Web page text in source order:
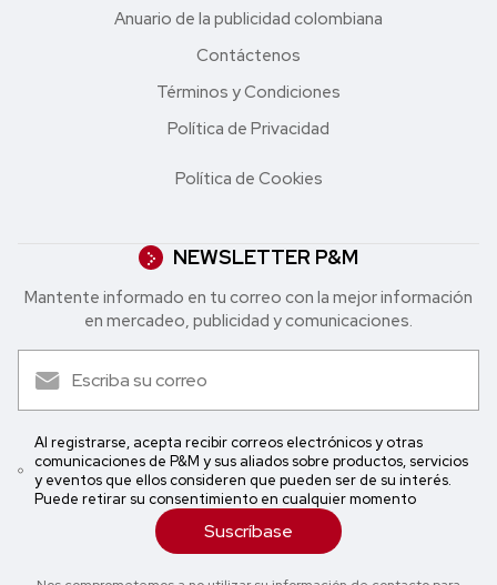
Anuario de la publicidad colombiana
Contáctenos
Términos y Condiciones
Política de Privacidad
Política de Cookies
NEWSLETTER P&M
Mantente informado en tu correo con la mejor in formación
en mercadeo, publicidad y comunicaciones.
Al registrarse, acepta recibir correos electrónicos y otras
comunicaciones de P&M y sus aliados sobre productos, servicios
y eventos que ellos consideren que pueden ser de su interés.
Puede retirar su consentimiento en cualquier momento
Suscríbase